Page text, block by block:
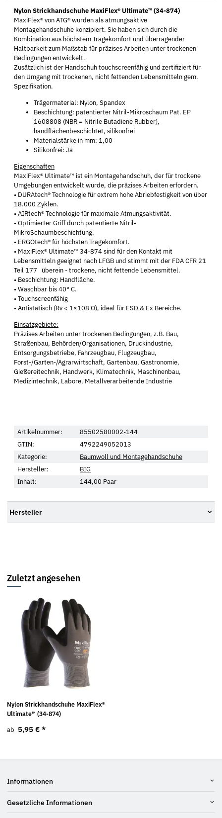
Nylon Strickhandschuhe MaxiFlex® Ultimate™ (34-874)
MaxiFlex® von ATG® wurden als atmungsaktive
Montagehandschuhe konzipiert. Sie haben sich durch die
Kombination aus höchstem Tragekomfort und überragender
Haltbarkeit zum Maßstab für präzises Arbeiten unter trockenen
Bedingungen entwickelt.
Zusätzlich ist der Handschuh touchscreenfähig und zertifiziert für
den Umgang mit trockenen, nicht fettenden Lebensmitteln gem.
Spezifikation.
Trägermaterial: Nylon, Spandex
Beschichtung: patentierter Nitril-Mikroschaum Pat. EP
1608808 (NBR = Nitrile Butadiene Rubber),
handflächenbeschichtet, silikonfrei
Materialstärke in mm: 1,00
Silikonfrei: Ja
Eigenschaften
MaxiFlex® Ultimate™ ist ein Montagehandschuh, der für trockene
Umgebungen entwickelt wurde, die präzises Arbeiten erfordern.
• DURAtech® Technologie für extrem hohe Abriebfestigkeit von über
18.000 Zyklen.
• AIRtech® Technologie für maximale Atmungsaktivität.
• Optimierter Griff durch patentierte Nitril-
MikroSchaumbeschichtung.
• ERGOtech® für höchsten Tragekomfort.
• MaxiFlex® Ultimate™ 34-874 sind für den Kontakt mit
Lebensmitteln geeignet nach LFGB und stimmt mit der FDA CFR 21
Teil 177 überein - trockene, nicht fettende Lebensmittel.
• Beschichtung: Handfläche.
• Waschbar bis 40° C.
• Touchscreenfähig
• Antistatisch (Rv < 1×108 O), ideal für ESD & Ex Bereiche.
Einsatzgebiete:
Präzises Arbeiten unter trockenen Bedingungen, z.B. Bau,
Straßenbau, Behörden/Organisationen, Druckindustrie,
Entsorgungsbetriebe, Fahrzeugbau, Flugzeugbau,
Forst-/Garten-/Agrarwirtschaft, Gartenbau, Gastronomie,
Gießereitechnik, Handwerk, Klimatechnik, Maschinenbau,
Medizintechnik, Labore, Metallverarbeitende Industrie
Artikelnummer:
85502580002-144
GTIN:
4792249052013
Kategorie:
Baumwoll und Montagehandschuhe
Hersteller:
BIG
Inhalt:
144,00 Paar
Hersteller
Zuletzt angesehen
Nylon Strickhandschuhe MaxiFlex®
Ultimate™ (34-874)
ab 5,95 € *
Informationen
Gesetzliche Informationen